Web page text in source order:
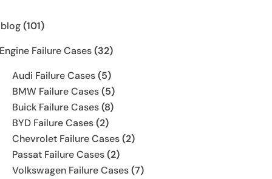
(101)
Engine Failure Cases(32)
Audi Failure Cases(5)
BMW Failure Cases(5)
Buick Failure Cases(8)
BYD Failure Cases(2)
Chevrolet Failure Cases(2)
Passat Failure Cases(2)
Volkswagen Failure Cases(7)